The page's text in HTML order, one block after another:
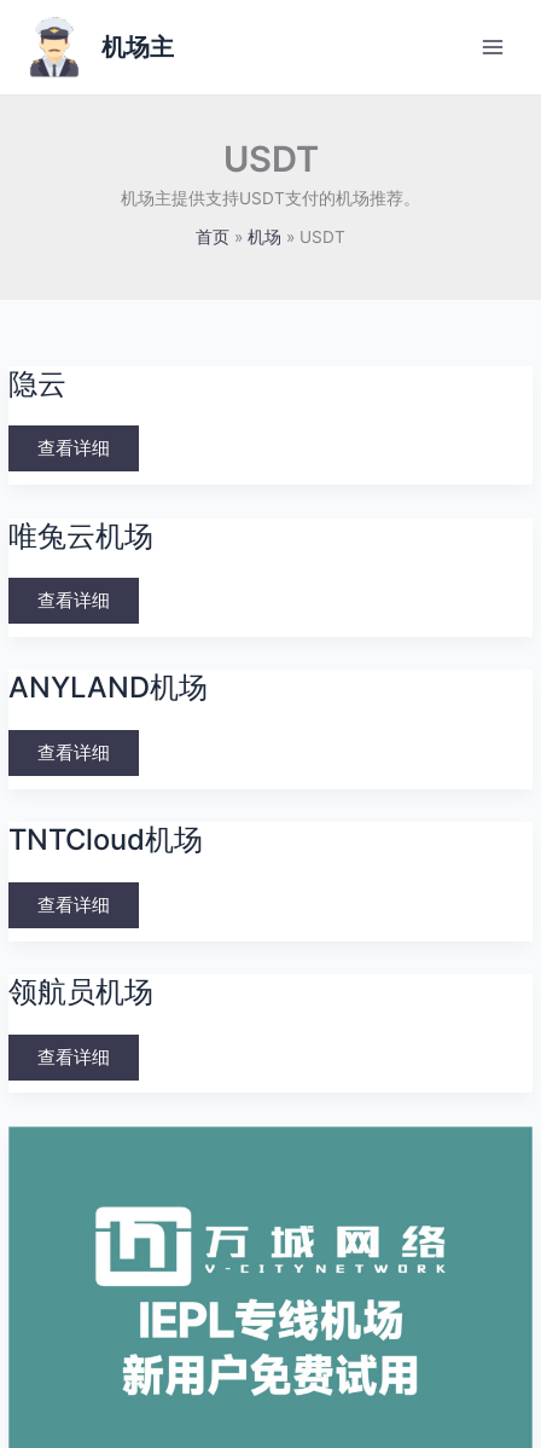
机场主
USDT
机场主提供支持USDT支付的机场推荐。
首页
机场 USDT
隐云
隐
云
查看详细
唯兔云机场
唯
兔
机
场
查看详细
ANYLAND机场
ANYLAND
机
查看详细
TNTCloud机场
TNTCloud
机
查看详细
领航员机场
领
航
机
场
查看详细
万